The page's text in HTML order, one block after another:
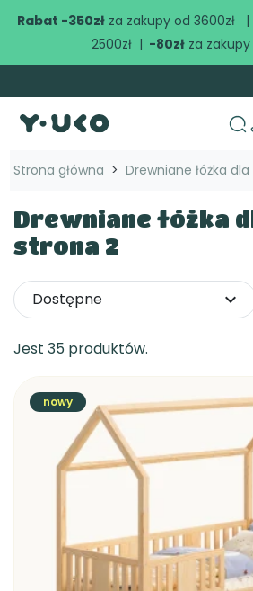
Rabat -350złza zakupy od 3600zł |
2500zł | -80zł za zakupy
search
Strona główna Drewniane łóżka
Drewniane łóżka
strona 2
Jest 35 produktów.
Dostępne expand_more
nowy